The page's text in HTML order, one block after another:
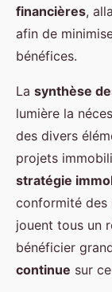
financières,
afin de
bénéfices.
La synthèse
lumière la
des divers
projets
stratégie
conformité des
jouent tous un
bénéficier
continue sur